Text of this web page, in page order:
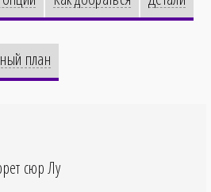
план
сюр Лу